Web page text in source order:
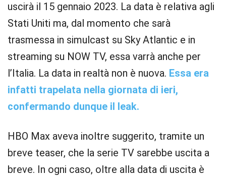
uscirà il 15 gennaio 2023. La data è relativa agli
Stati Uniti ma, dal momento che sarà
trasmessa in simulcast su Sky Atlantic e in
streaming su NOW TV, essa varrà anche per
l’Italia. La data in realtà non è nuova. Essa era
infatti trapelata nella giornata di ieri,
confermando dunque il leak.
HBO Max aveva inoltre suggerito, tramite un
breve teaser, che la serie TV sarebbe uscita a
breve. In ogni caso, oltre alla data di uscita è